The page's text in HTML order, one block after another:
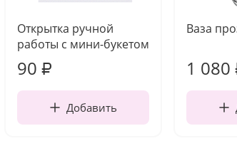
Открытка ручной
работы с мини-букетом
90 ₽
Добавить
Ваза
1 080